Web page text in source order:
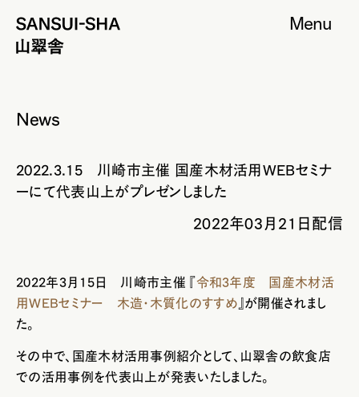
Menu
News
2022.3.15 川崎市主催 国産木材活用WEBセミナ
ーにて代表山上がプレゼンしました
2022年03月21日配信
2022年3月15日 川崎市主催 『令和3年度 国産木材活
用WEBセミナー 木造・木質化のすすめ
が開催されまし
た。
その中で、 国産木材活用事例紹介として、山翠舎の飲食店
での活用事例を代表山上が発表いたしました。